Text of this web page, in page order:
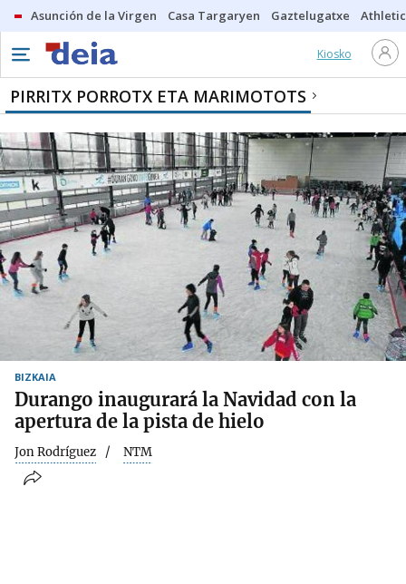
Asunción de la Virgen Casa Targaryen Gaztelugatxe Athletic
Kiosko
PIRRITX PORROTX ETA MARIMOTOTS
BIZKAIA
Durango inaugurará la Navidad con la
apertura de la pista de hielo
Jon Rodríguez NTM